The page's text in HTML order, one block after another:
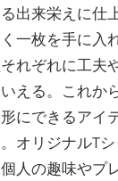
出来栄えに仕
一枚を手に入
れぞれに工夫
える。これか
にできるアイ
オリジナルT
人の趣味やプ